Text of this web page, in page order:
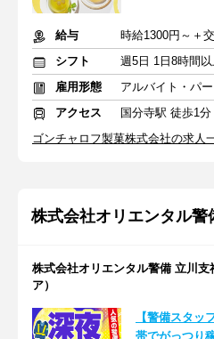
給与
時給1300円～＋
シフト
週5日 1日8時間
雇用形態
アルバイト・パー
アクセス
国分寺駅 徒歩1分
ゴンチャロフ製菓株式会社の求人
株式会社オリエンタル警
株式会社オリエンタル警備 立川支
ア）
【警備スタ
帯でがっつり